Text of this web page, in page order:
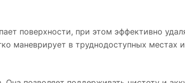
поверхностей и сидений. Она
вам легко и быстро убрать грязь и пыль,
ведь с щеткой Detail это станет простой
поверхности, при этом эффективно
маневрирует в труднодоступных местах